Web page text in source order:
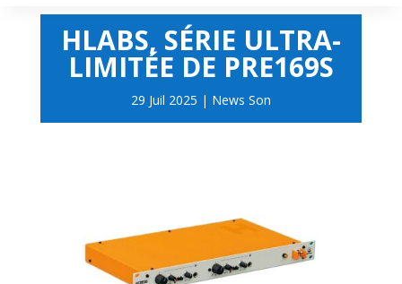
HLABS, SÉRIE ULTRA-
LIMITÉE DE PRE169S
29 Juil 2025 | News Son